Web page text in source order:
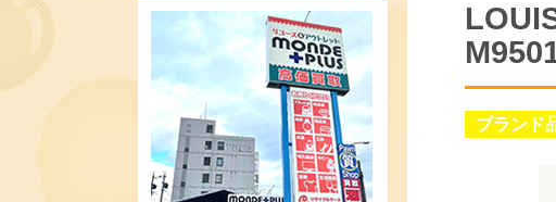
ブランド